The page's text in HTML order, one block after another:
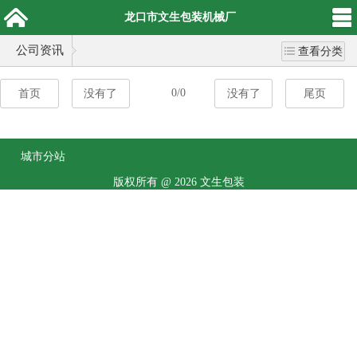
龙口市文生包装机械厂
公司资讯 查看分类
首页 没有了 0/0 没有了 尾页
城市分站
版权所有 @ 2026 文生包装